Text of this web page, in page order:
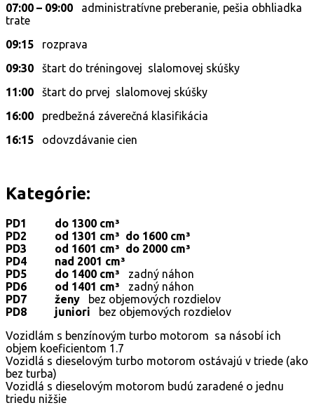
07:00 – 09:00 administratívne preberanie, pešia obhliadka
trate
09:15 rozprava
09:30 štart do tréningovej slalomovej skúšky
11:00 štart do prvej slalomovej skúšky
16:00 predbežná záverečná klasifikácia
16:15
odovzdávanie cien
Kategórie:
PD1 do 1300 cm³
PD2
od 1301 cm³ do 1600 cm³
PD3
od 1601 cm³ do 2000 cm³
PD4
nad 2001 cm³
PD5
do 1400 cm³
zadný náhon
PD6 od 1401 cm³ zadný náhon
PD7 ženy
bez objemových rozdielov
PD8 juniori
bez objemových rozdielov
Vozidlám s benzínovým turbo motorom sa násobí ich
objem koeficientom 1.7
Vozidlá s dieselovým turbo motorom ostávajú v triede (ako
bez turba)
Vozidlá s dieselovým motorom budú zaradené o jednu
triedu nižšie